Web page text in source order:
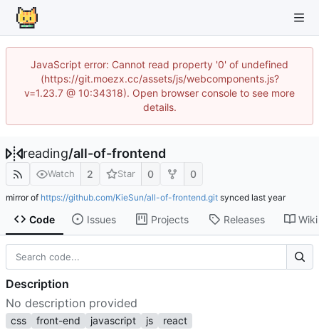
JavaScript error: Cannot read property '0' of undefined
(https://git.moezx.cc/assets/js/webcomponents.js?
v=1.23.7 @ 10:34318). Open browser console to see more
details.
reading/all-of-frontend
Watch 2 Star 0 0
mirror of https://github.com/KieSun/all-of-frontend.git synced
Code Issues Projects Releases Wiki
Description
No description provided
css front-end javascript js react